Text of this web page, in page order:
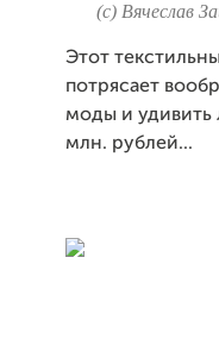
(с) Вячеслав
Этот
потрясает
моды и удивить
млн. рублей...